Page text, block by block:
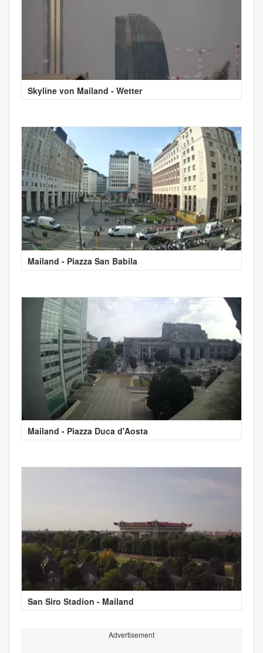
Skyline von Mailand - Wetter
Mailand - Piazza San Babila
Mailand - Piazza Duca d'Aosta
San Siro Stadion - Mailand
Advertisement